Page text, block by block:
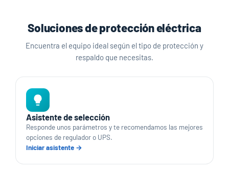
Soluciones de protección eléctrica
Encuentra el equipo ideal según el tipo de protección y
respaldo que necesitas.
Asistente de selección
Responde unos parámetros y te recomendamos las mejores
opciones de regulador o UPS.
Iniciar asistente →